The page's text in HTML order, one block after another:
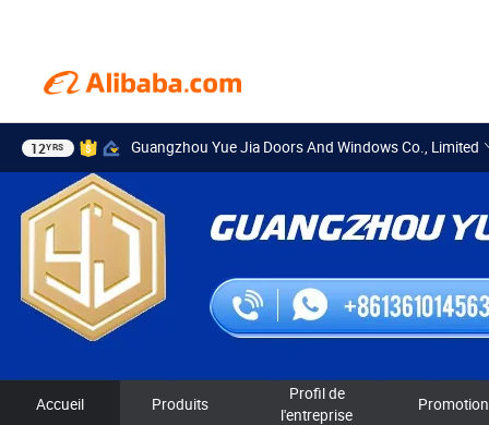
12YRS Guangzhou Yue Jia Doors And Windows Co., Limited
Accueil Produits
Profil de
l'entreprise
Promotion